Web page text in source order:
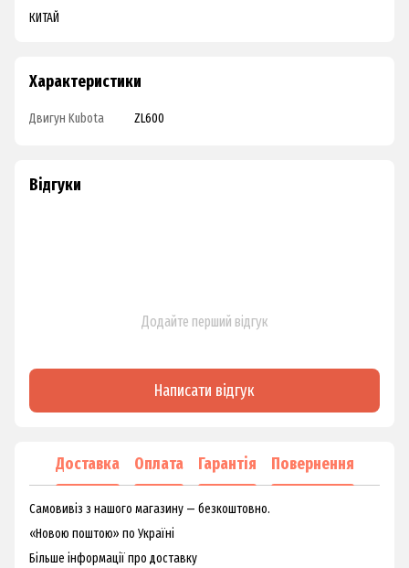
КИТАЙ
Характеристики
Двигун Kubota ZL600
Відгуки
Додайте перший відгук
Написати відгук
Доставка Оплата Гарантія Повернення
Самовивіз з нашого магазину — безкоштовно.
«Новою поштою» по Україні
Більше інформації про доставку